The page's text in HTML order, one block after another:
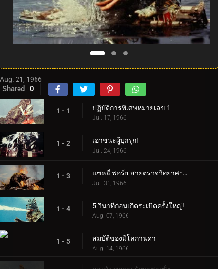
Aug. 21, 1966
Shared 0
1 - 1 ปฏิบัติการพิเศษหมายเลข 1
Jul. 17, 1966
1 - 2 เอาชนะผู้บุกรุก!
Jul. 24, 1966
1 - 3 แซลลี่ ฟอร์ธ สายตรวจวิทยาศาสตร์!
Jul. 31, 1966
1 - 4 5 วินาทีก่อนเกิดระเบิดครั้งใหญ่!
Aug. 07, 1966
1 - 5 สมบัติของมิโลกานดา
Aug. 14, 1966